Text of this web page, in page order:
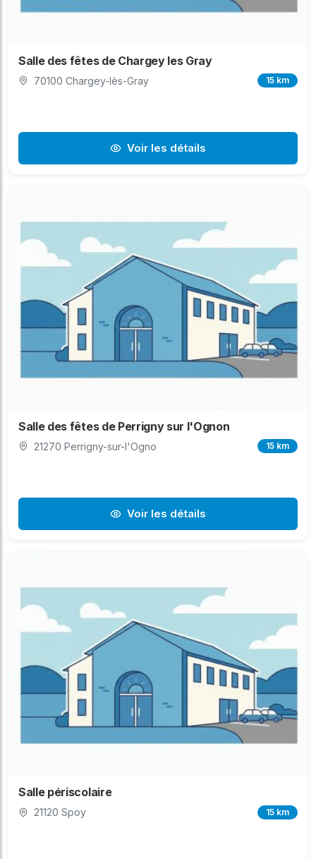
Salle des fêtes de Chargey les Gray
70100 Chargey-lès-Gray 15 km
Voir les détails
Salle des fêtes de Perrigny sur l'Ognon
21270 Perrigny-sur-l'Ogno 15 km
Voir les détails
Salle périscolaire
21120 Spoy 15 km